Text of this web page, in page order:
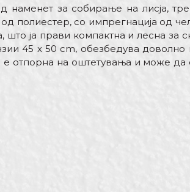
за собирање на лисја,
полиестер, со импрегнација од
ја прави компактна и лесна за
45 x 50 cm, обезбедува доволно
отпорна на оштетувања и може да